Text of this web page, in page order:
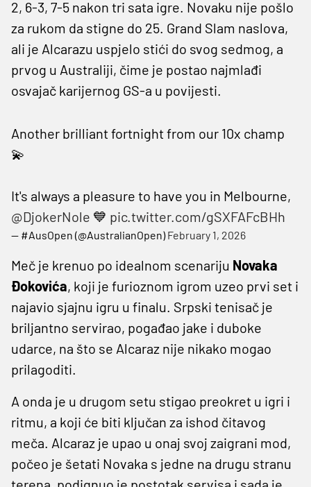
2, 6-3, 7-5 nakon tri sata igre. Novaku nije pošlo
za rukom da stigne do 25. Grand Slam naslova,
ali je Alcarazu uspjelo stići do svog sedmog, a
prvog u Australiji, čime je postao najmlađi
osvajač karijernog GS-a u povijesti.
Another brilliant fortnight from our 10x champ
💫
It's always a pleasure to have you in Melbourne,
@DjokerNole 💙 pic.twitter.com/gSXFAFcBHh
— #AusOpen (@AustralianOpen)February 1, 2026
Meč je krenuo po idealnom scenariju Novaka
Đokovića, koji je furioznom igrom uzeo prvi set i
najavio sjajnu igru u finalu. Srpski tenisač je
briljantno servirao, pogađao jake i duboke
udarce, na što se Alcaraz nije nikako mogao
prilagoditi.
A onda je u drugom setu stigao preokret u igri i
ritmu, a koji će biti ključan za ishod čitavog
meča. Alcaraz je upao u onaj svoj zaigrani mod,
počeo je šetati Novaka s jedne na drugu stranu